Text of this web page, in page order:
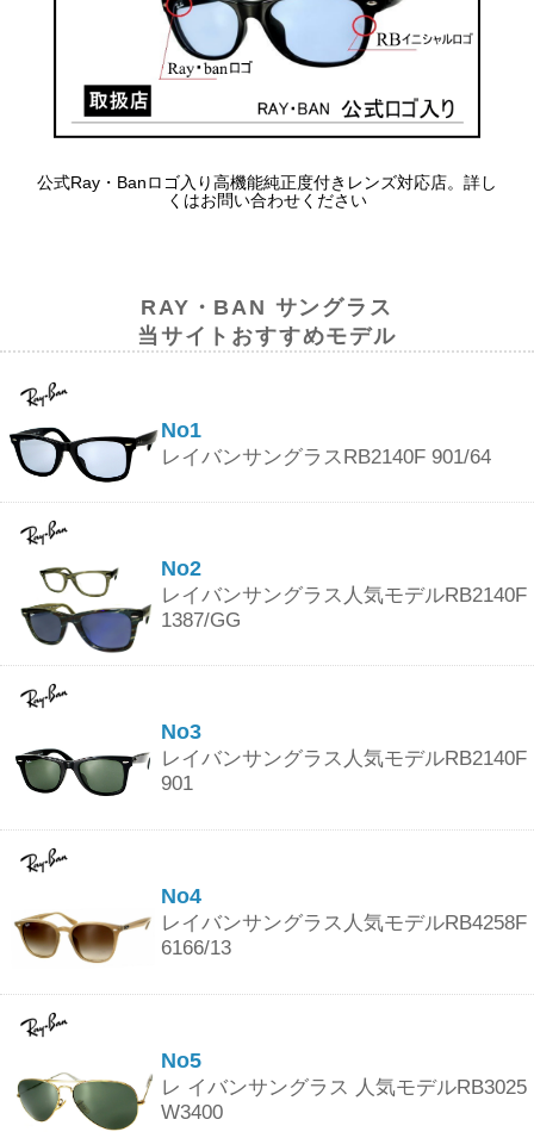
公式Ray・Banロゴ入り高機能純正度付きレンズ対応店。詳し
くはお問い合わせください
RAY・BAN サングラス
当サイトおすすめモデル
No1
レイバンサングラスRB2140F 901/64
No2
レイバンサングラス人気モデルRB2140F
1387/GG
No3
レイバンサングラス人気モデルRB2140F
901
No4
レイバンサングラス人気モデルRB4258F
6166/13
No5
レ イバンサングラス 人気モデルRB3025
W3400